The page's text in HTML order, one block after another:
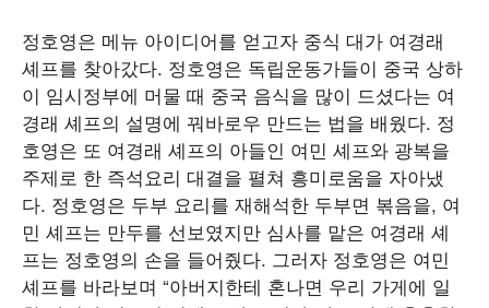
정호영은 메뉴 아이디어를 얻고자 중식 대가 여경래
셰프를 찾아갔다. 정호영은 독립운동가들이 중국 상하
이 임시정부에 머물 때 중국 음식을 많이 드셨다는 여
경래 셰프의 설명에 꿔바로우 만드는 법을 배웠다. 정
호영은 또 여경래 셰프의 아들인 여민 셰프와 광복을
주제로 한 즉석요리 대결을 펼쳐 흥미로움을 자아냈
다. 정호영은 두부 요리를 재해석한 두부면 볶음을, 여
민 셰프는 만두를 선보였지만 심사를 맡은 여경래 셰
프는 정호영의 손을 들어줬다. 그러자 정호영은 여민
셰프를 바라보며 “아버지한테 혼나면 우리 가게에 일